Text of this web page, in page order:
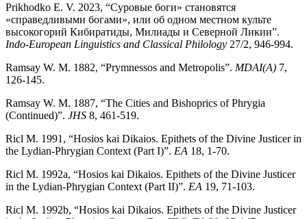
Prikhodko E. V. 2023, “Суровые боги» становятся
«справедливыми богами», или об одном местном культе
высокогорий Кибиратиды, Милиады и Северной Ликии”.
Indo-European Linguistics and Classical Philology 27/2, 946-994.
Ramsay W. M. 1882, “Prymnessos and Metropolis”. MDAI(A) 7,
126-145.
Ramsay W. M. 1887, “The Cities and Bishoprics of Phrygia
(Continued)”. JHS 8, 461-519.
Ricl M. 1991, “Hosios kai Dikaios. Epithets of the Divine Justicer in
the Lydian-Phrygian Context (Part I)”. EA 18, 1-70.
Ricl M. 1992a, “Hosios kai Dikaios. Epithets of the Divine Justicer
in the Lydian-Phrygian Context (Part II)”. EA 19, 71-103.
Ricl M. 1992b, “Hosios kai Dikaios. Epithets of the Divine Justicer